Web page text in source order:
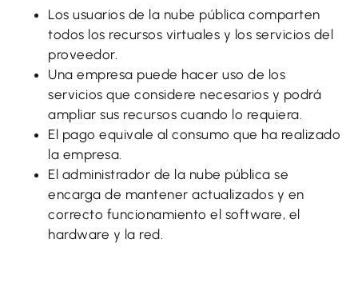
Los usuarios de la nube pública comparten
todos los recursos virtuales y los servicios del
proveedor.
Una empresa puede hacer uso de los
servicios que considere necesarios y podrá
ampliar sus recursos cuando lo requiera.
El pago equivale al consumo que ha realizado
la empresa.
El administrador de la nube pública se
encarga de mantener actualizados y en
correcto funcionamiento el software, el
hardware y la red.